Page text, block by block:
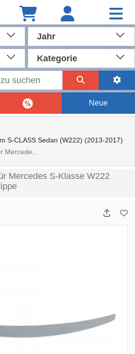
Jahr
Kategorie
Neue
S-CLASS Sedan (W222) (2013-2017)
Mercede..
Mercedes S-Klasse W222